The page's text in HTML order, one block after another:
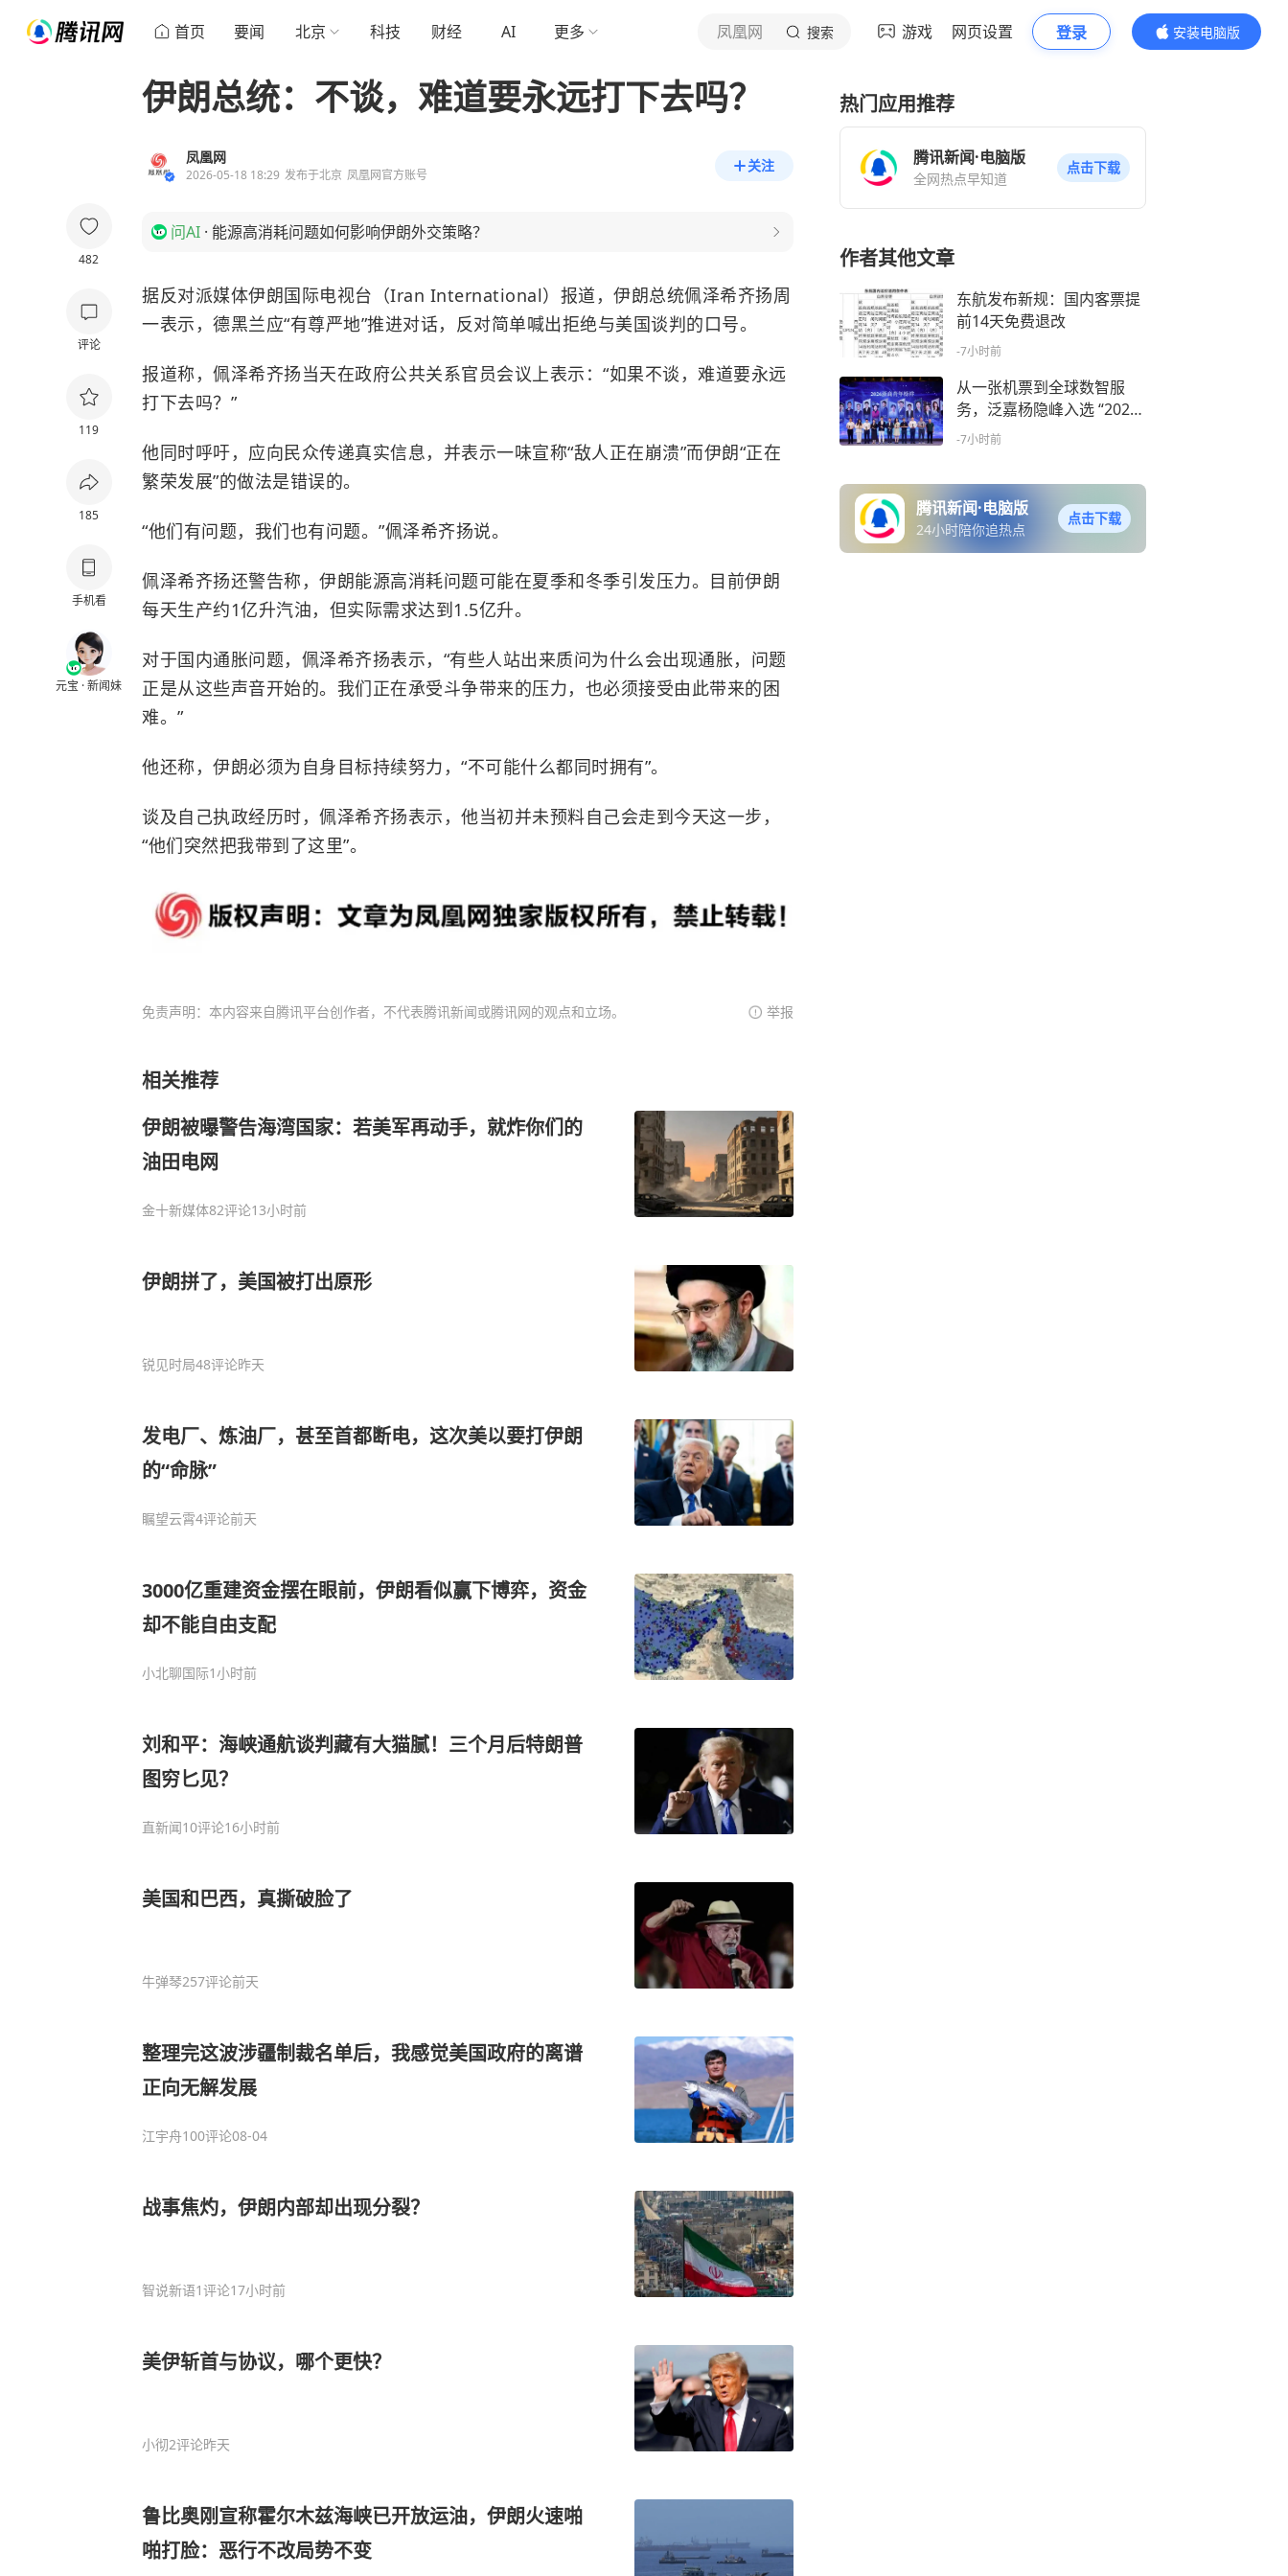
首页 要闻 北京 科技 财经 AI 更多 凤凰网 搜索 游戏 网页设置 登录
安装电脑版
内容更精彩
482
评论
119
185
手机看
元宝 · 新闻妹
伊朗总统：不谈，难道要永远打下去吗？
凤凰网
2026-05-18 18:29 发布于北京 凤凰网官方账号
关注
问AI · 能源高消耗问题如何影响伊朗外交策略？
据反对派媒体伊朗国际电视台（Iran International）报道，伊朗总统佩泽希齐扬周
一表示，德黑兰应“有尊严地”推进对话，反对简单喊出拒绝与美国谈判的口号。
报道称，佩泽希齐扬当天在政府公共关系官员会议上表示：“如果不谈，难道要永远
打下去吗？”
他同时呼吁，应向民众传递真实信息，并表示一味宣称“敌人正在崩溃”而伊朗“正在
繁荣发展”的做法是错误的。
“他们有问题，我们也有问题。”佩泽希齐扬说。
佩泽希齐扬还警告称，伊朗能源高消耗问题可能在夏季和冬季引发压力。目前伊朗
每天生产约1亿升汽油，但实际需求达到1.5亿升。
对于国内通胀问题，佩泽希齐扬表示，“有些人站出来质问为什么会出现通胀，问题
正是从这些声音开始的。我们正在承受斗争带来的压力，也必须接受由此带来的困
难。”
他还称，伊朗必须为自身目标持续努力，“不可能什么都同时拥有”。
谈及自己执政经历时，佩泽希齐扬表示，他当初并未预料自己会走到今天这一步，
“他们突然把我带到了这里”。
免责声明：本内容来自腾讯平台创作者，不代表腾讯新闻或腾讯网的观点和立场。 举报
相关推荐
伊朗被曝警告海湾国家：若美军再动手，就炸你们的
油田电网
金十新媒体82评论13小时前
伊朗拼了，美国被打出原形
锐见时局48评论昨天
发电厂、炼油厂，甚至首都断电，这次美以要打伊朗
的“命脉”
瞩望云霄4评论前天
3000亿重建资金摆在眼前，伊朗看似赢下博弈，资金
却不能自由支配
小北聊国际1小时前
刘和平：海峡通航谈判藏有大猫腻！三个月后特朗普
图穷匕见？
直新闻10评论16小时前
美国和巴西，真撕破脸了
牛弹琴257评论前天
整理完这波涉疆制裁名单后，我感觉美国政府的离谱
正向无解发展
江宇舟100评论08-04
战事焦灼，伊朗内部却出现分裂？
智说新语1评论17小时前
美伊斩首与协议，哪个更快？
小彻2评论昨天
鲁比奥刚宣称霍尔木兹海峡已开放运油，伊朗火速啪
啪打脸：恶行不改局势不变
热门应用推荐
腾讯新闻·电脑版
全网热点早知道
点击下载
作者其他文章
东航发布新规：国内客票提
前14天免费退改
-7小时前
从一张机票到全球数智服
务，泛嘉杨隐峰入选 “2026
浙商青年榜样”
-7小时前
腾讯新闻·电脑版
24小时陪你追热点
点击下载